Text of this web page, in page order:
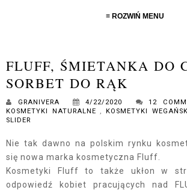
≡ ROZWIŃ MENU
FLUFF, ŚMIETANKA DO
SORBET DO RĄK
GRANIVERA 4/22/2020 12
KOSMETYKI NATURALNE , KOSMETYKI
SLIDER
Nie tak dawno na polskim rynku
się nowa marka kosmetyczna Fluff.
Kosmetyki Fluff to także ukłon w
odpowiedź kobiet pracujących nad